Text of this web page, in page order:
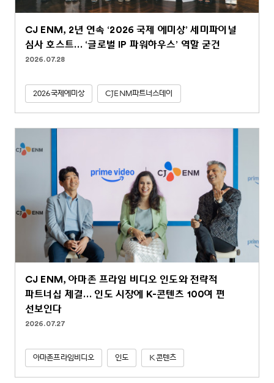
CJ ENM, 2년 연속 ‘2026 국제 에미상’ 세미파이널
심사 호스트… ‘글로벌 IP 파워하우스’ 역할 굳건
2026.07.28
2026국제에미상 CJENM파트너스데이
CJ ENM, 아마존 프라임 비디오 인도와 전략적
파트너십 체결… 인도 시장에 K-콘텐츠 100여 편
선보인다
2026.07.27
아마존프라임비디오 인도 K콘텐츠